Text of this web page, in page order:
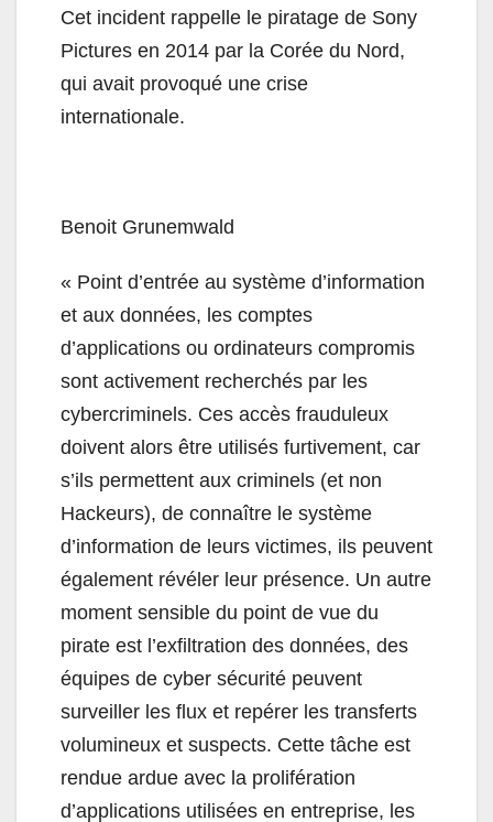
Cet incident rappelle le piratage de Sony
Pictures en 2014 par la Corée du Nord,
qui avait provoqué une crise
internationale.
Benoit Grunemwald
« Point d’entrée au système d’information
et aux données, les comptes
d’applications ou ordinateurs compromis
sont activement recherchés par les
cybercriminels. Ces accès frauduleux
doivent alors être utilisés furtivement, car
s’ils permettent aux criminels (et non
Hackeurs), de connaître le système
d’information de leurs victimes, ils peuvent
également révéler leur présence. Un autre
moment sensible du point de vue du
pirate est l’exfiltration des données, des
équipes de cyber sécurité peuvent
surveiller les flux et repérer les transferts
volumineux et suspects. Cette tâche est
rendue ardue avec la prolifération
d’applications utilisées en entreprise, les